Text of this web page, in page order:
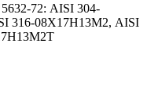
72: AISI 304-
316-08Х17Н13М2, AISI